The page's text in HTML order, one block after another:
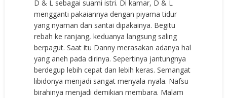
D & L sebagai suami istri. Di kamar, D & L
mengganti pakaiannya dengan piyama tidur
yang nyaman dan santai dipakainya. Begitu
rebah ke ranjang, keduanya langsung saling
berpagut. Saat itu Danny merasakan adanya hal
yang aneh pada dirinya. Sepertinya jantungnya
berdegup lebih cepat dan lebih keras. Semangat
libidonya menjadi sangat menyala-nyala. Nafsu
birahinya menjadi demikian membara. Malam